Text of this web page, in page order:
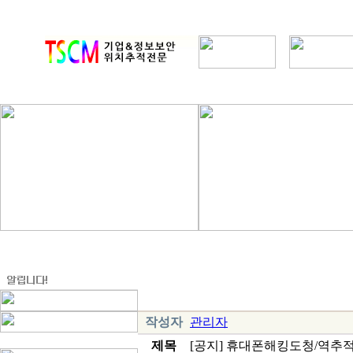
작성자
관리자
제목
[공지] 휴대폰해킹도청/역추